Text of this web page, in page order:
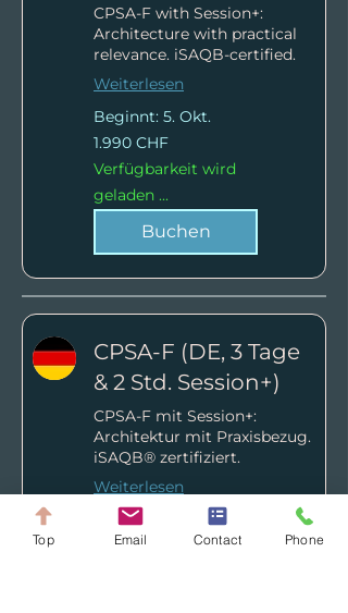
CPSA-F with Session+:
Architecture with practical
relevance. iSAQB-certified.
Weiterlesen
Beginnt: 5. Okt.
1.990
Schweizer
Franken
1.990 CHF
Verfügbarkeit wird
geladen ...
Buchen
CPSA-F (DE, 3 Tage
& 2 Std. Session+)
CPSA-F mit Session+:
Architektur mit Praxisbezug.
iSAQB® zertifiziert.
Weiterlesen
Beginnt: 2. Nov.
1.790
1.790 CHF
Top Email Contact Phone